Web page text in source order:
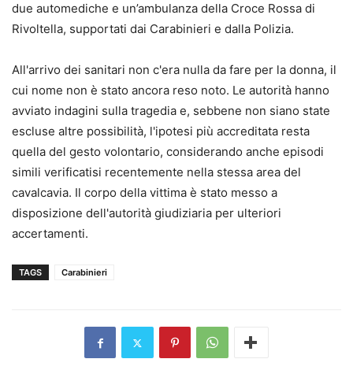
due automediche e un’ambulanza della Croce Rossa di
Rivoltella, supportati dai Carabinieri e dalla Polizia.
All'arrivo dei sanitari non c'era nulla da fare per la donna, il
cui nome non è stato ancora reso noto. Le autorità hanno
avviato indagini sulla tragedia e, sebbene non siano state
escluse altre possibilità, l'ipotesi più accreditata resta
quella del gesto volontario, considerando anche episodi
simili verificatisi recentemente nella stessa area del
cavalcavia. Il corpo della vittima è stato messo a
disposizione dell'autorità giudiziaria per ulteriori
accertamenti.
TAGS Carabinieri